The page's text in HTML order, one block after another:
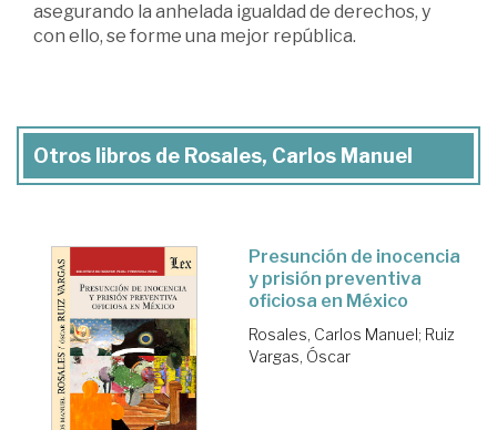
asegurando la anhelada igualdad de derechos, y
con ello, se forme una mejor república.
Otros libros de Rosales, Carlos Manuel
Presunción de inocencia
y prisión preventiva
oficiosa en México
Rosales, Carlos Manuel; Ruiz
Vargas, Óscar